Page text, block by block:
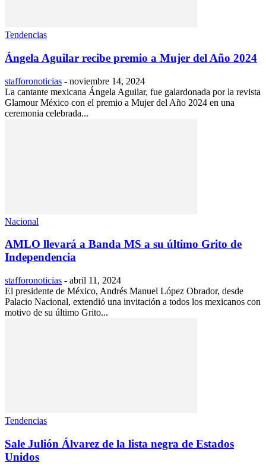
Tendencias
Ángela Aguilar recibe premio a Mujer del Año 2024
stafforonoticias - noviembre 14, 2024
La cantante mexicana Ángela Aguilar, fue galardonada por la revista
Glamour México con el premio a Mujer del Año 2024 en una
ceremonia celebrada...
Nacional
AMLO llevará a Banda MS a su último Grito de
Independencia
stafforonoticias - abril 11, 2024
El presidente de México, Andrés Manuel López Obrador, desde
Palacio Nacional, extendió una invitación a todos los mexicanos con
motivo de su último Grito...
Tendencias
Sale Julión Álvarez de la lista negra de Estados
Unidos